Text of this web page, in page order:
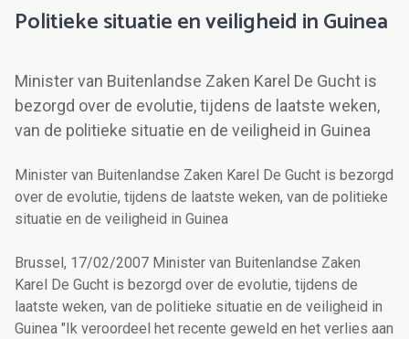
Politieke situatie en veiligheid in Guinea
Minister van Buitenlandse Zaken Karel De Gucht is
bezorgd over de evolutie, tijdens de laatste weken,
van de politieke situatie en de veiligheid in Guinea
Minister van Buitenlandse Zaken Karel De Gucht is bezorgd
over de evolutie, tijdens de laatste weken, van de politieke
situatie en de veiligheid in Guinea
Brussel, 17/02/2007 Minister van Buitenlandse Zaken
Karel De Gucht is bezorgd over de evolutie, tijdens de
laatste weken, van de politieke situatie en de veiligheid in
Guinea "Ik veroordeel het recente geweld en het verlies aan